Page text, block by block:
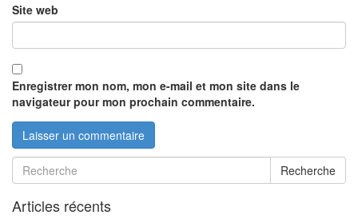
Site web
Enregistrer mon nom, mon e-mail et mon site dans le
navigateur pour mon prochain commentaire.
Recherche
Articles récents